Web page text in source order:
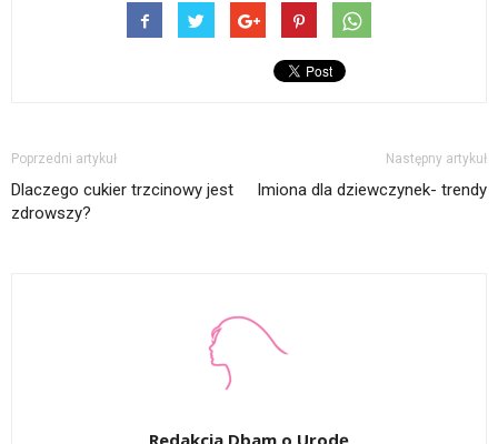
Poprzedni artykuł
Dlaczego cukier trzcinowy jest
zdrowszy?
Następny artykuł
Imiona dla dziewczynek- trendy
Redakcja Dbam o Urodę